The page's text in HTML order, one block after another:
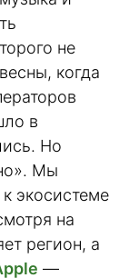
не
когда
в
Но
Мы
экосистеме
на
регион, а
—